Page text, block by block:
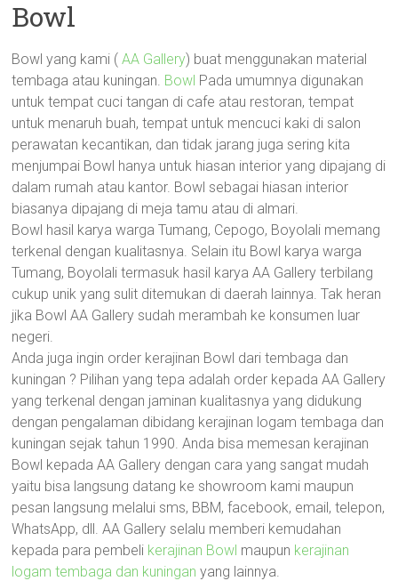
Bowl
Bowl yang kami (AA Gallery) buat menggunakan material
tembaga atau kuningan. Bowl Pada umumnya digunakan
untuk tempat cuci tangan di cafe atau restoran, tempat
untuk menaruh buah, tempat untuk mencuci kaki di salon
perawatan kecantikan, dan tidak jarang juga sering kita
menjumpai Bowl hanya untuk hiasan interior yang dipajang di
dalam rumah atau kantor. Bowl sebagai hiasan interior
biasanya dipajang di meja tamu atau di almari.
Bowl hasil karya warga Tumang, Cepogo, Boyolali memang
terkenal dengan kualitasnya. Selain itu Bowl karya warga
Tumang, Boyolali termasuk hasil karya AA Gallery terbilang
cukup unik yang sulit ditemukan di daerah lainnya. Tak heran
jika Bowl AA Gallery sudah merambah ke konsumen luar
negeri.
Anda juga ingin order kerajinan Bowl dari tembaga dan
kuningan ? Pilihan yang tepa adalah order kepada AA Gallery
yang terkenal dengan jaminan kualitasnya yang didukung
dengan pengalaman dibidang kerajinan logam tembaga dan
kuningan sejak tahun 1990. Anda bisa memesan kerajinan
Bowl kepada AA Gallery dengan cara yang sangat mudah
yaitu bisa langsung datang ke showroom kami maupun
pesan langsung melalui sms, BBM, facebook, email, telepon,
WhatsApp, dll. AA Gallery selalu memberi kemudahan
kepada para pembeli kerajinan Bowl maupun kerajinan
logam tembaga dan kuningan yang lainnya.